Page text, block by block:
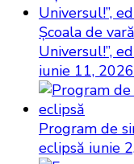
Şcoala de
Universul!”,
iunie 11, 2026
Program de
eclipsă iunie